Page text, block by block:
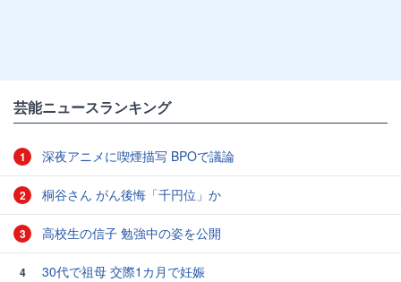
芸能ニュースランキング
1 深夜アニメに喫煙描写 BPOで議論
2 桐谷さん がん後悔「千円位」か
3 高校生の信子 勉強中の姿を公開
4 30代で祖母 交際1カ月で妊娠